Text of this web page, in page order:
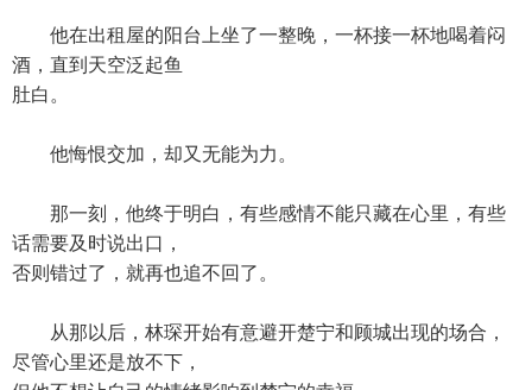
他在出租屋的阳台上坐了一整晚，一杯接一杯地喝着闷
酒，直到天空泛起鱼
肚白。
他悔恨交加，却又无能为力。
那一刻，他终于明白，有些感情不能只藏在心里，有些
话需要及时说出口，
否则错过了，就再也追不回了。
从那以后，林琛开始有意避开楚宁和顾城出现的场合，
尽管心里还是放不下，